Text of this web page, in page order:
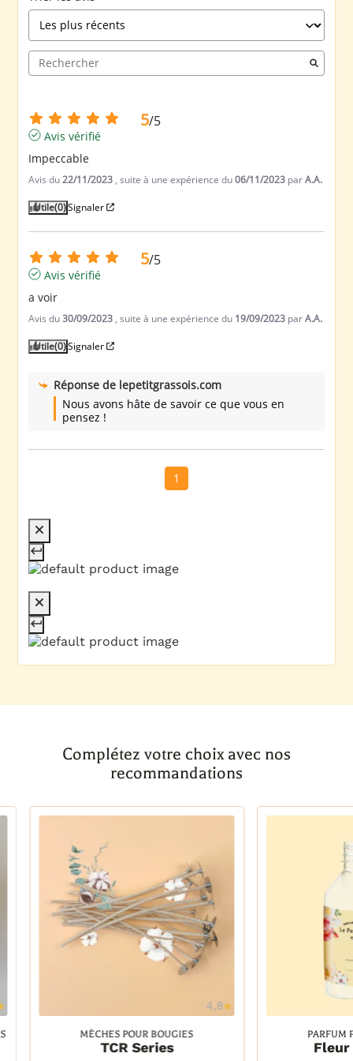
5/5
Avis vérifié
Impeccable
Avis du22/11/2023 , suite à une expérience du06/11/2023 parA.A.
Utile(0)Signaler
5/5
Avis vérifié
a voir
Avis du30/09/2023 , suite à une expérience du 19/09/2023 parA.A.
Utile(0)Signaler
Réponse de lepetitgrassois.com
Nous avons hâte de savoir ce que vous en
pensez !
1
Complétez votre choix avec nos
recommandations
Ajouter à la wishlist
TCR 15/8, 25 unités
4,8
MÈCHES POUR BOUGIES
TCR Series
30 ml
PARFUM